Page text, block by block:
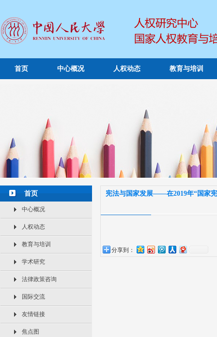
首页 中心概况 人权动态 教育与培训
首页
中心概况
人权动态
教育与培训
学术研究
法律政策咨询
国际交流
友情链接
焦点图
宪法与国家发展——在2019年“国家
分享到：